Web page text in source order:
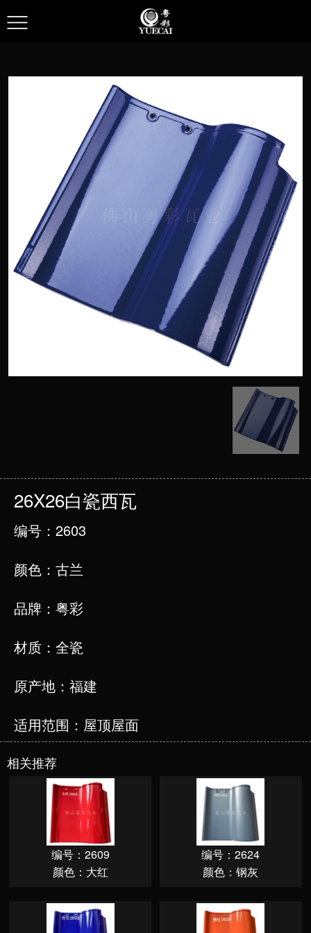
26X26白瓷西瓦
编号：2603
颜色：古兰
品牌：粤彩
材质：全瓷
原产地：福建
适用范围：屋顶屋面
相关推荐
编号：2609
颜色：大红
编号：2624
颜色：钢灰